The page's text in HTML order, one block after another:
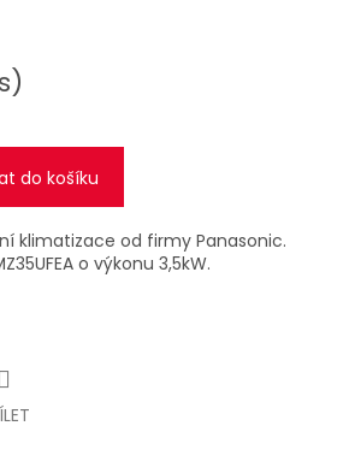
do košíku
klimatizace od firmy Panasonic.
o výkonu 3,5kW.